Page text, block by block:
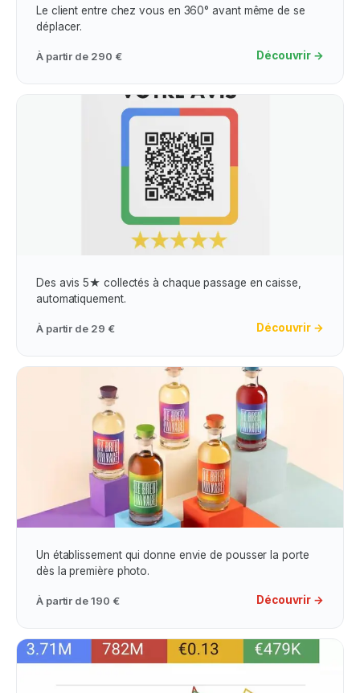
Visites Virtuelles
Le client entre chez vous en 360° avant même de se
déplacer.
À partir de 290 € Découvrir →
Obtention Avis Google Maps
Des avis 5★ collectés à chaque passage en caisse,
automatiquement.
À partir de 29 € Découvrir →
Photos Professionnelles
Un établissement qui donne envie de pousser la porte
dès la première photo.
À partir de190 € Découvrir →